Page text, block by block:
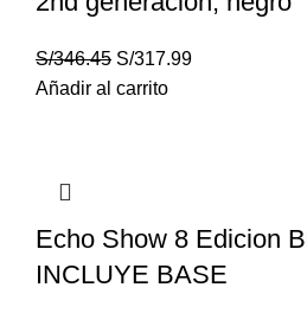
S/346.45 S/317.99
Añadir al carrito
Echo Show 8 Edicion
INCLUYE BASE